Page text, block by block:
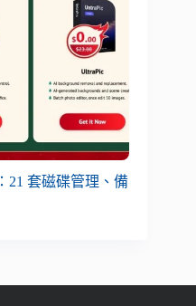
21 套磁碟管理、備